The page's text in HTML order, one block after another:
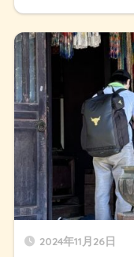
2024年11月26日